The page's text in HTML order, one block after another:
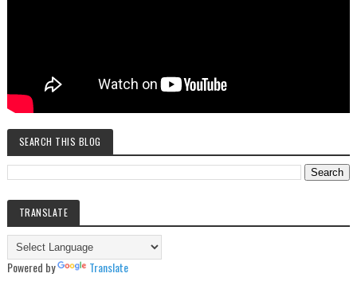
SEARCH THIS BLOG
TRANSLATE
Powered by Translate